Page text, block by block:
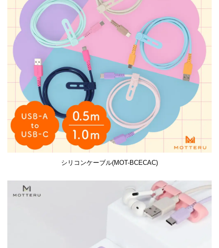
シリコンケーブル(MOT-BCECAC)